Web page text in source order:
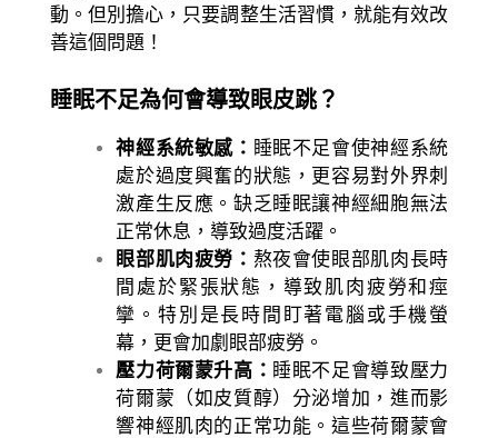
動。但別擔心，只要調整生活習慣，就能有效改
善這個問題！
睡眠不足為何會導致眼皮跳？
神經系統敏感： 睡眠不足會使神經系統
處於過度興奮的狀態，更容易對外界刺
激產生反應。缺乏睡眠讓神經細胞無法
正常休息，導致過度活躍。
眼部肌肉疲勞： 熬夜會使眼部肌肉長時
間處於緊張狀態，導致肌肉疲勞和痙
攣。特別是長時間盯著電腦或手機螢
幕，更會加劇眼部疲勞。
壓力荷爾蒙升高： 睡眠不足會導致壓力
荷爾蒙（如皮質醇）分泌增加，進而影
響神經肌肉的正常功能。這些荷爾蒙會